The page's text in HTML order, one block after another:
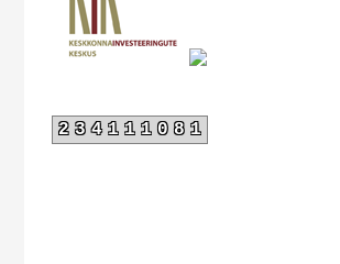
234111081